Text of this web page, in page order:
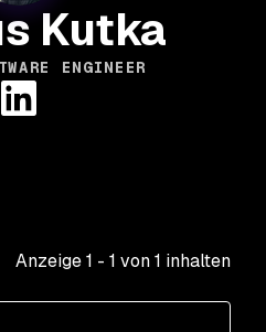
Kutka
ENGINEER
Anzeige1 - 1 von1 inhalten